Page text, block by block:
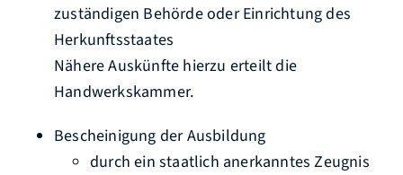
zuständigen Behörde oder Einrichtung des
Herkunftsstaates
Nähere Auskünfte hierzu erteilt die
Handwerkskammer.
Bescheinigung der Ausbildung
durch ein staatlich anerkanntes Zeugnis